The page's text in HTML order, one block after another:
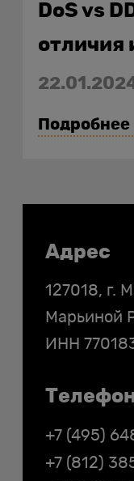
DoS vs
отличия
Подробнее
Адрес
127018, г.
Марьиной
ИНН
+7 (495)
+7 (812)